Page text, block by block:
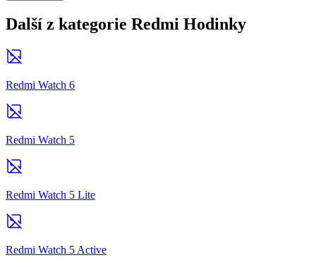
Další z kategorie Redmi Hodinky
Redmi Watch 6
Redmi Watch 5
Redmi Watch 5 Lite
Redmi Watch 5 Active